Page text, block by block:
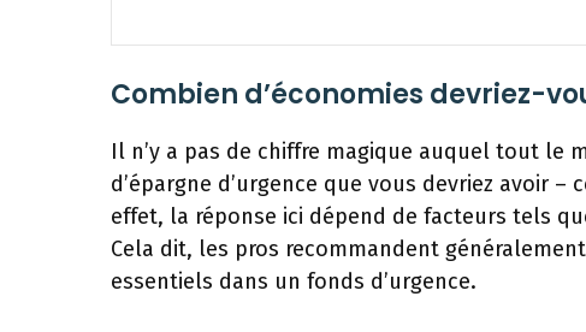
Combien d’économies devriez-
Il n’y a pas de chiffre magique auquel tout le
d’épargne d’urgence que vous devriez avoir
effet, la réponse ici dépend de facteurs tels
Cela dit, les pros recommandent
essentiels dans un fonds d’urgence.